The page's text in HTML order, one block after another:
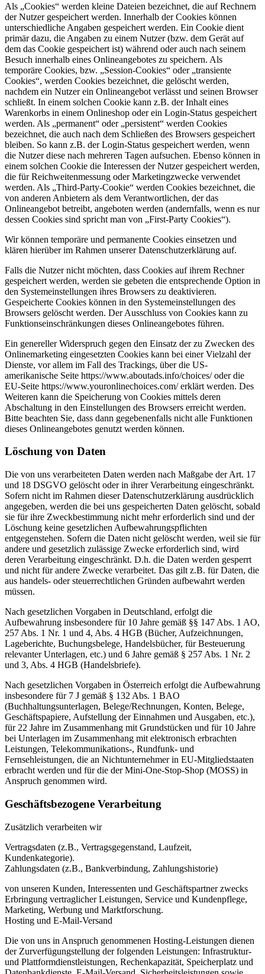
Als „Cookies“ werden kleine Dateien bezeichnet, die auf Rechnern
der Nutzer gespeichert werden. Innerhalb der Cookies können
unterschiedliche Angaben gespeichert werden. Ein Cookie dient
primär dazu, die Angaben zu einem Nutzer (bzw. dem Gerät auf
dem das Cookie gespeichert ist) während oder auch nach seinem
Besuch innerhalb eines Onlineangebotes zu speichern. Als
temporäre Cookies, bzw. „Session-Cookies“ oder „transiente
Cookies“, werden Cookies bezeichnet, die gelöscht werden,
nachdem ein Nutzer ein Onlineangebot verlässt und seinen Browser
schließt. In einem solchen Cookie kann z.B. der Inhalt eines
Warenkorbs in einem Onlineshop oder ein Login-Status gespeichert
werden. Als „permanent“ oder „persistent“ werden Cookies
bezeichnet, die auch nach dem Schließen des Browsers gespeichert
bleiben. So kann z.B. der Login-Status gespeichert werden, wenn
die Nutzer diese nach mehreren Tagen aufsuchen. Ebenso können in
einem solchen Cookie die Interessen der Nutzer gespeichert werden,
die für Reichweitenmessung oder Marketingzwecke verwendet
werden. Als „Third-Party-Cookie“ werden Cookies bezeichnet, die
von anderen Anbietern als dem Verantwortlichen, der das
Onlineangebot betreibt, angeboten werden (andernfalls, wenn es nur
dessen Cookies sind spricht man von „First-Party Cookies“).
Wir können temporäre und permanente Cookies einsetzen und
klären hierüber im Rahmen unserer Datenschutzerklärung auf.
Falls die Nutzer nicht möchten, dass Cookies auf ihrem Rechner
gespeichert werden, werden sie gebeten die entsprechende Option in
den Systemeinstellungen ihres Browsers zu deaktivieren.
Gespeicherte Cookies können in den Systemeinstellungen des
Browsers gelöscht werden. Der Ausschluss von Cookies kann zu
Funktionseinschränkungen dieses Onlineangebotes führen.
Ein genereller Widerspruch gegen den Einsatz der zu Zwecken des
Onlinemarketing eingesetzten Cookies kann bei einer Vielzahl der
Dienste, vor allem im Fall des Trackings, über die US-
amerikanische Seite https://www.aboutads.info/choices/ oder die
EU-Seite https://www.youronlinechoices.com/ erklärt werden. Des
Weiteren kann die Speicherung von Cookies mittels deren
Abschaltung in den Einstellungen des Browsers erreicht werden.
Bitte beachten Sie, dass dann gegebenenfalls nicht alle Funktionen
dieses Onlineangebotes genutzt werden können.
Löschung von Daten
Die von uns verarbeiteten Daten werden nach Maßgabe der Art. 17
und 18 DSGVO gelöscht oder in ihrer Verarbeitung eingeschränkt.
Sofern nicht im Rahmen dieser Datenschutzerklärung ausdrücklich
angegeben, werden die bei uns gespeicherten Daten gelöscht, sobald
sie für ihre Zweckbestimmung nicht mehr erforderlich sind und der
Löschung keine gesetzlichen Aufbewahrungspflichten
entgegenstehen. Sofern die Daten nicht gelöscht werden, weil sie für
andere und gesetzlich zulässige Zwecke erforderlich sind, wird
deren Verarbeitung eingeschränkt. D.h. die Daten werden gesperrt
und nicht für andere Zwecke verarbeitet. Das gilt z.B. für Daten, die
aus handels- oder steuerrechtlichen Gründen aufbewahrt werden
müssen.
Nach gesetzlichen Vorgaben in Deutschland, erfolgt die
Aufbewahrung insbesondere für 10 Jahre gemäß §§ 147 Abs. 1 AO,
257 Abs. 1 Nr. 1 und 4, Abs. 4 HGB (Bücher, Aufzeichnungen,
Lageberichte, Buchungsbelege, Handelsbücher, für Besteuerung
relevanter Unterlagen, etc.) und 6 Jahre gemäß § 257 Abs. 1 Nr. 2
und 3, Abs. 4 HGB (Handelsbriefe).
Nach gesetzlichen Vorgaben in Österreich erfolgt die Aufbewahrung
insbesondere für 7 J gemäß § 132 Abs. 1 BAO
(Buchhaltungsunterlagen, Belege/Rechnungen, Konten, Belege,
Geschäftspapiere, Aufstellung der Einnahmen und Ausgaben, etc.),
für 22 Jahre im Zusammenhang mit Grundstücken und für 10 Jahre
bei Unterlagen im Zusammenhang mit elektronisch erbrachten
Leistungen, Telekommunikations-, Rundfunk- und
Fernsehleistungen, die an Nichtunternehmer in EU-Mitgliedstaaten
erbracht werden und für die der Mini-One-Stop-Shop (MOSS) in
Anspruch genommen wird.
Geschäftsbezogene Verarbeitung
Zusätzlich verarbeiten wir
Vertragsdaten (z.B., Vertragsgegenstand, Laufzeit,
Kundenkategorie).
Zahlungsdaten (z.B., Bankverbindung, Zahlungshistorie)
von unseren Kunden, Interessenten und Geschäftspartner zwecks
Erbringung vertraglicher Leistungen, Service und Kundenpflege,
Marketing, Werbung und Marktforschung.
Hosting und E-Mail-Versand
Die von uns in Anspruch genommenen Hosting-Leistungen dienen
der Zurverfügungstellung der folgenden Leistungen: Infrastruktur-
und Plattformdienstleistungen, Rechenkapazität, Speicherplatz und